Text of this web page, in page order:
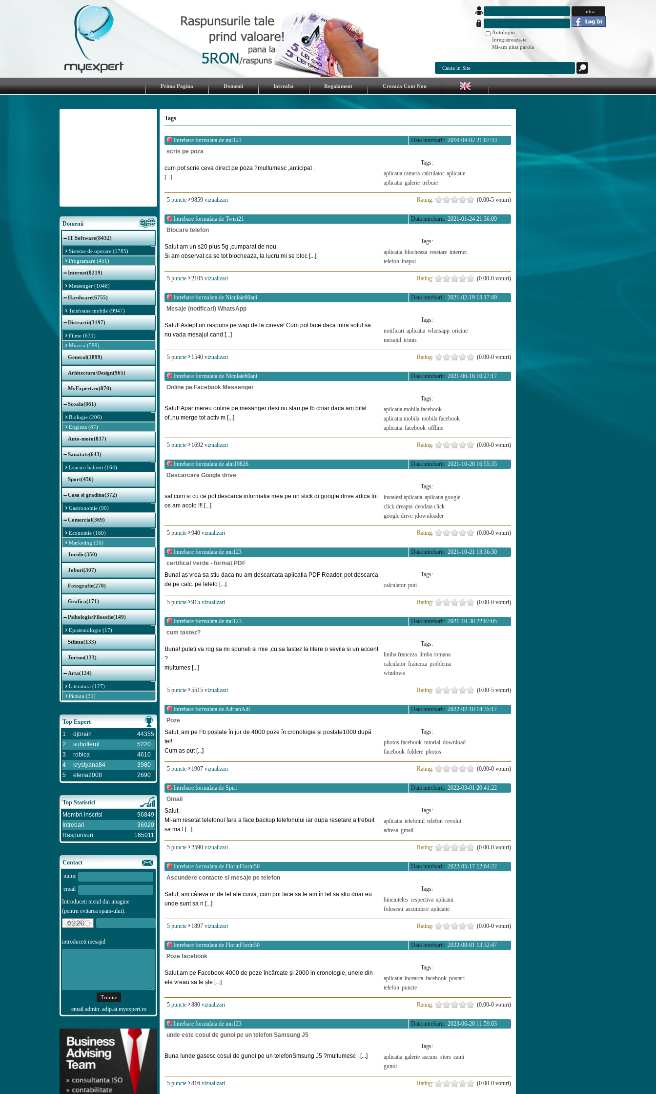
Autologin
Inregistreaza-te
Mi-am uitat parola
Prima Pagina Domenii Intreaba Regulament Creeaza Cont Nou
Domenii
IT Software(8432)
Sisteme de operare (1785)
Programare (451)
Internet(8219)
Messenger (1048)
Hardware(6755)
Telefoane mobile (9947)
Distractii(3197)
Filme (631)
Muzica (599)
General(1899)
Arhitectura/Design(965)
MyExpert.ro(870)
Scoala(861)
Biologie (206)
Engleza (87)
Auto-moto(837)
Sanatate(643)
Leacuri babesti (164)
Sport(456)
Casa si gradina(372)
Gastronomie (90)
Comercial(369)
Economie (160)
Marketing (30)
Juridic(350)
Joburi(307)
Fotografie(278)
Grafica(171)
Psihologie/Filosofie(149)
Epistemologie (17)
Stiinta(133)
Turism(133)
Arta(124)
Literatura (127)
Pictura (31)
Top Expert
1
djbrain
44355
2
subofferul
5220
3
robica
4610
4
krystyana84
3980
5
elena2008 2690
Top Statistici
Membri inscrisi
96849
Intrebari
36020
Raspunsuri
165011
Contact
nume
email
Introduceti textul din imagine
(pentru evitarea spam-ului):
introduceti mesajul
email admin: adip.at.myexpert.ro
Tags
Intrebare formulata de mu123 2016-04-02 21:07:33
Data intrebarii:
scris pe poza
cum pot scrie ceva direct pe poza ?multumesc ,anticipat .
[...]
Tags:
aplicatia camera calculator aplicatie
aplicatia galerie trebuie
5 puncte 9859 vizualizari (0.00-5 voturi)
Rating:
Intrebare formulata de Twist21 2021-01-24 21:36:09
Data intrebarii:
Blocare telefon
Salut am un s20 plus 5g ,cumparat de nou.
Si am observat ca se tot blocheaza, la lucru mi se bloc [...]
Tags:
aplicatia blocheaza resetare internet
telefon inapoi
5 puncte 2105 vizualizari (0.00-0 voturi)
Rating:
Intrebare formulata de Niculaie60ani 2021-02-19 15:17:49
Data intrebarii:
Mesaje (notificari) WhatsApp
Salut! Astept un raspuns pe wap de la cineva! Cum pot face daca intra sotul sa
nu vada mesajul cand [...]
Tags:
notificari aplicatia whatsapp oricine
mesajul trimis
5 puncte 1540 vizualizari (0.00-0 voturi)
Rating:
Intrebare formulata de Niculaie60ani 2021-06-16 10:27:17
Data intrebarii:
Online pe Facebook Messenger
Salut! Apar mereu online pe mesanger desi nu stau pe fb chiar daca am bifat
of..nu merge tot activ m [...]
Tags:
aplicatia mobila facebook
aplicatia mobila mobila facebook
aplicatia facebook offline
5 puncte 1692 vizualizari (0.00-0 voturi)
Rating:
Intrebare formulata de alin19826 2021-10-20 16:55:35
Data intrebarii:
Descarcare Google drive
sal cum si cu ce pot descarca informatia mea pe un stick di google drive adica tot
ce am acolo !!! [...]
Tags:
instalezi aplicatia aplicatia google
click dreapta deodata click
google drive jdownloader
5 puncte 940 vizualizari (0.00-0 voturi)
Rating:
Intrebare formulata de mu123 2021-10-21 13:36:30
Data intrebarii:
certificat verde - format PDF
Buna! as vrea sa stiu daca nu am descarcata aplicatia PDF Reader, pot descarca
de pe calc. pe telefo [...]
Tags:
calculator poti
5 puncte 915 vizualizari (0.00-0 voturi)
Rating:
Intrebare formulata de mu123 2021-10-30 22:07:05
Data intrebarii:
cum tastez?
Buna! puteti va rog sa mi spuneti si mie ,cu sa tastez la litere o sevila si un accent
?
multumes [...]
Tags:
limba franceza limba romana
calculator franceza problema
windows
5 puncte 5515 vizualizari (0.00-5 voturi)
Rating:
Intrebare formulata deAdrianAdi 2022-02-10 14:35:17
Data intrebarii:
Poze
Salut, am pe Fb postate în jur de 4000 poze în cronologie și postate1000 după
tel!
Cum as put [...]
Tags:
photos facebook tutorial download
facebook foldere photos
5 puncte 1907 vizualizari (0.00-0 voturi)
Rating:
Intrebare formulata de Spiri 2022-03-01 20:41:22
Data intrebarii:
Gmail
Salut.
Mi-am resetat telefonul fara a face backup telefonului iar dupa resetare a trebuit
sa ma l [...]
Tags:
aplicatia telefonul telefon revolut
adresa gmail
5 puncte 2590 vizualizari (0.00-0 voturi)
Rating:
Intrebare formulata de FlorinFlorin50 2022-05-17 12:04:22
Data intrebarii:
Ascundere contacte si mesaje pe telefon
Salut, am câteva nr de tel ale cuiva, cum pot face sa le am în tel sa știu doar eu
unde sunt sa n [...]
Tags:
bineinteles respectiva aplicatii
folosesti ascundere aplicatie
5 puncte 1897 vizualizari (0.00-0 voturi)
Rating:
Intrebare formulata de FlorinFlorin50 2022-08-01 13:32:47
Data intrebarii:
Poze facebook
Salut,am pe Facebook 4000 de poze încărcate și 2000 in cronologie, unele din
ele vreau sa le ște [...]
Tags:
aplicatia incearca facebook postari
telefon puncte
5 puncte 880 vizualizari (0.00-0 voturi)
Rating:
Intrebare formulata de mu123 2023-06-20 11:59:03
Data intrebarii:
unde este cosul de gunoi pe un telefon Samsung J5
Buna !unde gasesc cosul de gunoi pe un telefonSmsung J5 ?multumesc . [...]
Tags:
aplicatia galerie ascuns sters cauti
gunoi
5 puncte 816 vizualizari (0.00-0 voturi)
Rating: